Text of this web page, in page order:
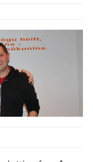
kosturinn